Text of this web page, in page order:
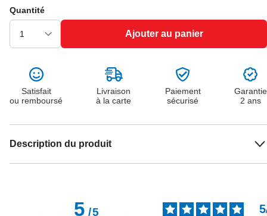
Quantité
Ajouter au panier
Satisfait
ou remboursé
Livraison
à la carte
Paiement
sécurisé
Garantie
2 ans
Description du produit
5/5 5